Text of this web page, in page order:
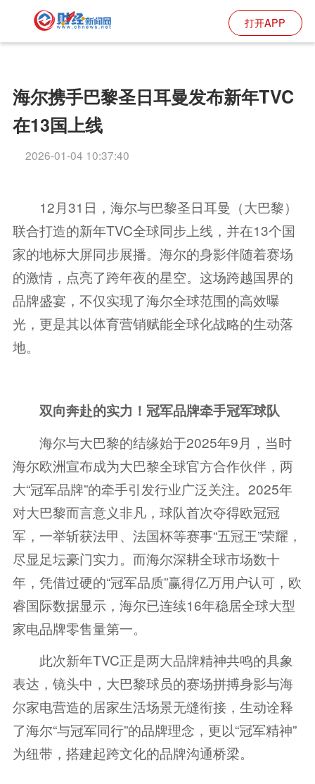
打开APP
海尔携手巴黎圣日耳曼发布新年TVC
在13国上线
2026-01-04 10:37:40
12月31日，海尔与巴黎圣日耳曼（大巴黎）
联合打造的新年TVC全球同步上线，并在13个国
家的地标大屏同步展播。海尔的身影伴随着赛场
的激情，点亮了跨年夜的星空。这场跨越国界的
品牌盛宴，不仅实现了海尔全球范围的高效曝
光，更是其以体育营销赋能全球化战略的生动落
地。
双向奔赴的实力！冠军品牌牵手冠军球队
海尔与大巴黎的结缘始于2025年9月，当时
海尔欧洲宣布成为大巴黎全球官方合作伙伴，两
大“冠军品牌”的牵手引发行业广泛关注。2025年
对大巴黎而言意义非凡，球队首次夺得欧冠冠
军，一举斩获法甲、法国杯等赛事“五冠王”荣耀，
尽显足坛豪门实力。而海尔深耕全球市场数十
年，凭借过硬的“冠军品质”赢得亿万用户认可，欧
睿国际数据显示，海尔已连续16年稳居全球大型
家电品牌零售量第一。
此次新年TVC正是两大品牌精神共鸣的具象
表达，镜头中，大巴黎球员的赛场拼搏身影与海
尔家电营造的居家生活场景无缝衔接，生动诠释
了海尔“与冠军同行”的品牌理念，更以“冠军精神”
为纽带，搭建起跨文化的品牌沟通桥梁。